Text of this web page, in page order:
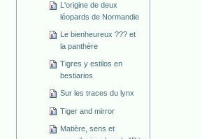
L'origine de deux
léopards de Normandie
Le bienheureux ??? et
la panthère
Tigres y estilos en
bestiarios
Sur les traces du lynx
Tiger and mirror
Matière, sens et